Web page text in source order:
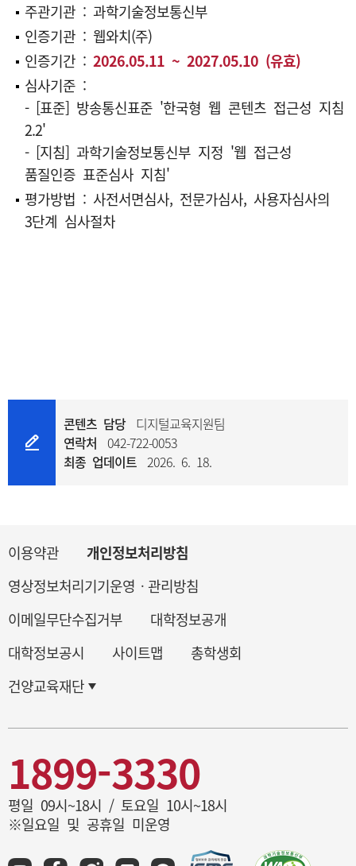
주관기관 : 과학기술정보통신부
인증기관 : 웹와치(주)
인증기간 : 2026.05.11 ~ 2027.05.10 (유효)
심사기준 :
- [표준] 방송통신표준 '한국형 웹 콘텐츠 접근성 지침
2.2'
- [지침] 과학기술정보통신부 지정 '웹 접근성
품질인증 표준심사 지침'
평가방법 : 사전서면심사, 전문가심사, 사용자심사의
3단계 심사절차
콘텐츠 담당 디지털교육지원팀
연락처 042-722-0053
최종 업데이트 2026. 6. 18.
이용약관
개인정보처리방침
영상정보처리기기운영ㆍ관리방침
이메일무단수집거부
대학정보공개
대학정보공시
사이트맵
총학생회
건양교육재단
1899-3330
평일 09시~18시 / 토요일 10시~18시
※일요일 및 공휴일 미운영